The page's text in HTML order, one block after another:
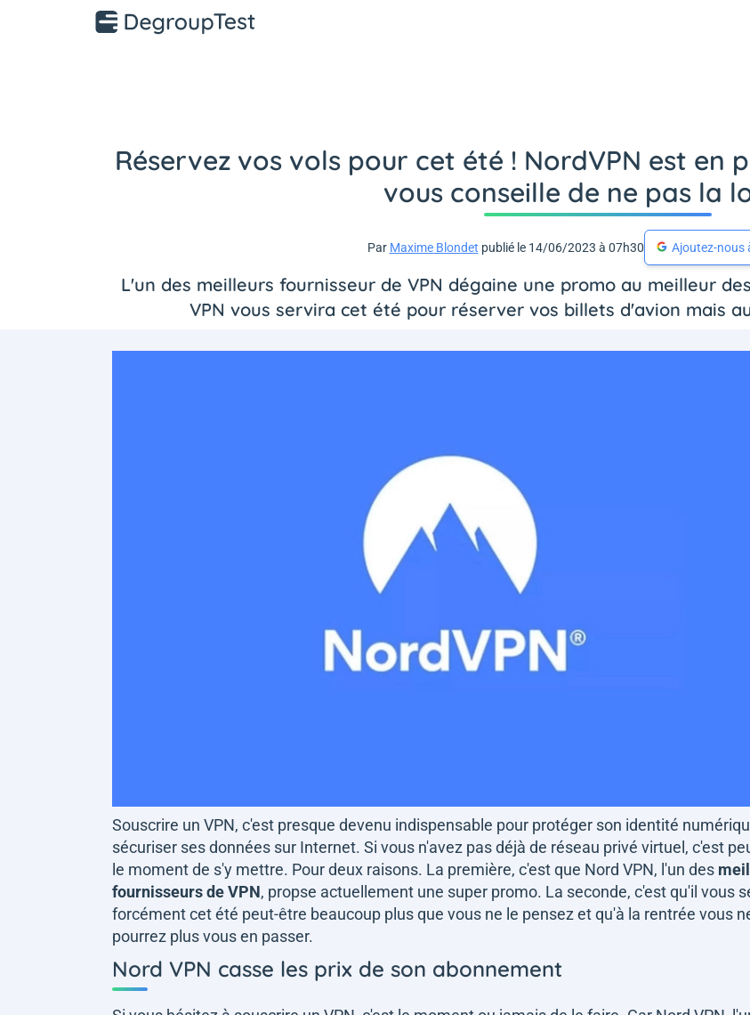
Réservez vos vols pour cet été ! NordVPN est en
vous conseille de ne pas la
Par Maxime Blondet publié le 14/06/2023 à 07h30 Ajoutez-nous
L'un des meilleurs fournisseur de VPN dégaine une promo au meilleur
VPN vous servira cet été pour réserver vos billets d'avion mais
Souscrire un VPN, c'est presque devenu indispensable pour protéger son identité
sécuriser ses données sur Internet. Si vous n'avez pas déjà de réseau privé virtuel, c'est
le moment de s'y mettre. Pour deux raisons. La première, c'est que Nord VPN, l'un des
fournisseurs de VPN, propse actuellement une super promo. La seconde, c'est qu'il vous
forcément cet été peut-être beaucoup plus que vous ne le pensez et qu'à la rentrée vous
pourrez plus vous en passer.
Nord VPN casse les prix de son abonnement